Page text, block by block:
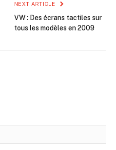
NEXT ARTICLE
VW : Des écrans tactiles sur
tous les modèles en 2009